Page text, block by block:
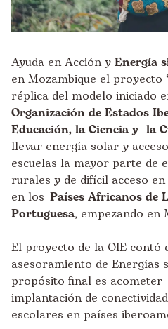
Ayuda en Acción y Energía
en Mozambique el proyecto
réplica del modelo iniciado
Organización de Estados
Educación, la Ciencia y la
llevar energía solar y
escuelas la mayor parte de
rurales y de difícil acceso
en los Países Africanos de
Portuguesa, empezando en
El proyecto de la OIE contó
asesoramiento de Energías
propósito final es
implantación de
escolares en países